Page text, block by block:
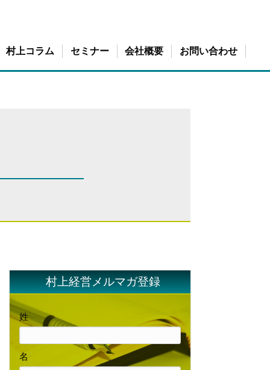
村上コラム セミナー 会社概要 お問い合わせ
村上経営メルマガ登録
姓
名